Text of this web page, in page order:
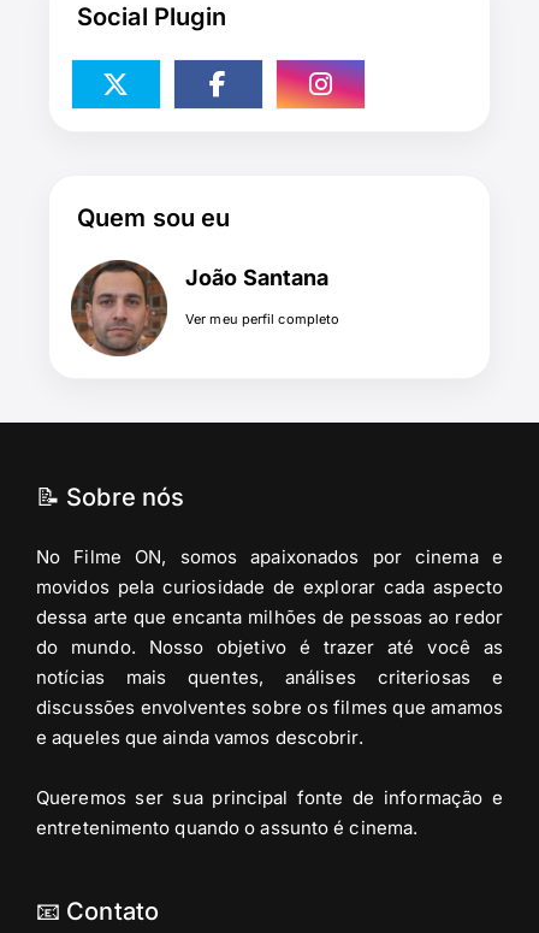
Social Plugin
Quem sou eu
João Santana
Ver meu perfil completo
📝 Sobre nós
No Filme ON, somos apaixonados por cinema e
movidos pela curiosidade de explorar cada aspecto
dessa arte que encanta milhões de pessoas ao redor
do mundo. Nosso objetivo é trazer até você as
notícias mais quentes, análises criteriosas e
discussões envolventes sobre os filmes que amamos
e aqueles que ainda vamos descobrir.
Queremos ser sua principal fonte de informação e
entretenimento quando o assunto é cinema.
📧 Contato